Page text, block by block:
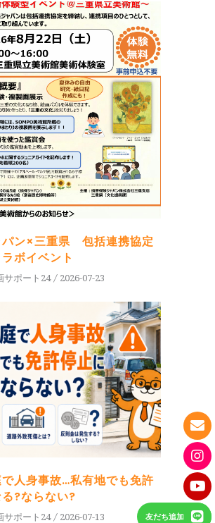
パン×三重県 包括連携協定
ボイベント
サポート24 2026-07-23
人身事故…私有地でも免許
?ならない?
サポート24 2026-07-13 友だち追加